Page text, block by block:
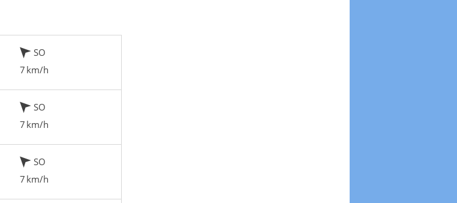
SO
7 km/h
SO
7 km/h
SO
7 km/h